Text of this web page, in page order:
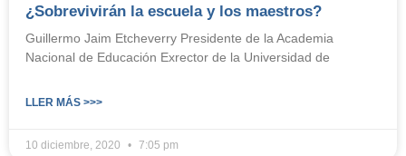
¿Sobrevivirán la escuela y los maestros?
Guillermo Jaim Etcheverry Presidente de la Academia
Nacional de Educación Exrector de la Universidad de
LLER MÁS >>>
10 diciembre, 2020 7:05 pm